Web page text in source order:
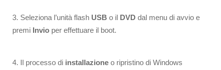
3. Seleziona l’unità flash USB o il DVD dal menu di avvio e
premi Invio per effettuare il boot.
4. Il processo di installazione o ripristino di Windows